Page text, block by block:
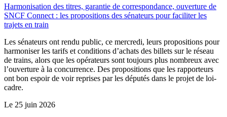
Harmonisation des titres, garantie de correspondance, ouverture de
SNCF Connect : les propositions des sénateurs pour faciliter les
trajets en train
Les sénateurs ont rendu public, ce mercredi, leurs propositions pour
harmoniser les tarifs et conditions d’achats des billets sur le réseau
de trains, alors que les opérateurs sont toujours plus nombreux avec
l’ouverture à la concurrence. Des propositions que les rapporteurs
ont bon espoir de voir reprises par les députés dans le projet de loi-
cadre.
Le 25 juin 2026